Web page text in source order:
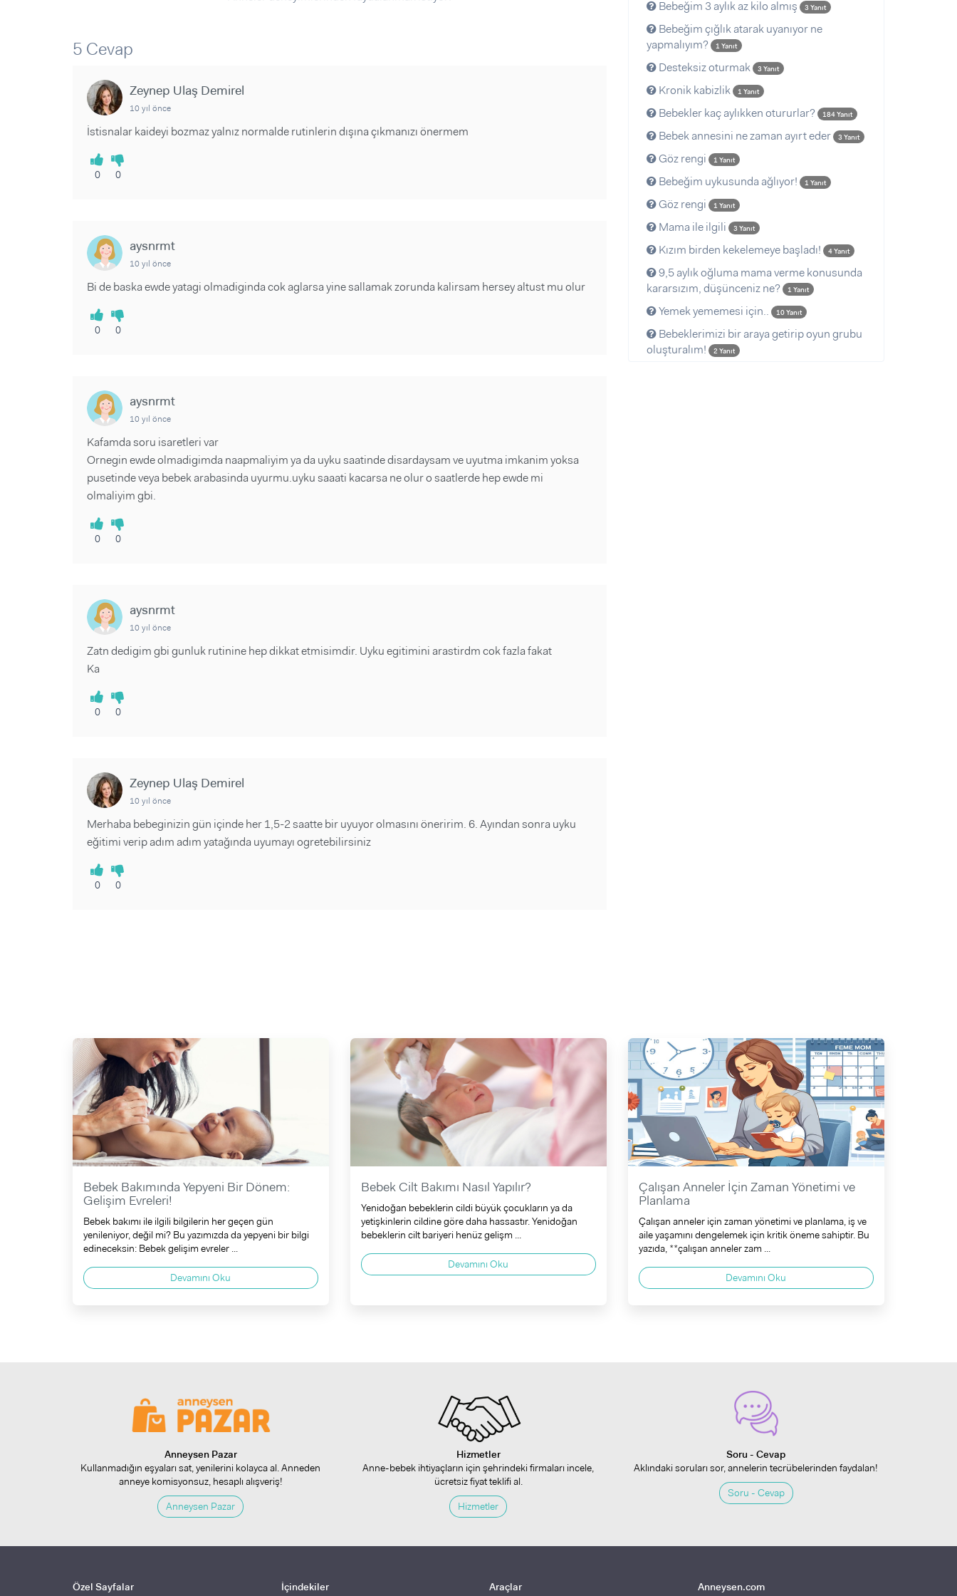
5 Cevap
Zeynep Ulaş Demirel
10 yıl önce
İstisnalar kaideyi bozmaz yalnız normalde rutinlerin dışına çıkmanızı önermem
0 0
aysnrmt
10 yıl önce
Bi de baska ewde yatagi olmadiginda cok aglarsa yine sallamak zorunda kalirsam hersey altust mu olur
0 0
aysnrmt
10 yıl önce
Kafamda soru isaretleri var
Ornegin ewde olmadigimda naapmaliyim ya da uyku saatinde disardaysam ve uyutma imkanim yoksa
pusetinde veya bebek arabasinda uyurmu.uyku saaati kacarsa ne olur o saatlerde hep ewde mi
olmaliyim gbi.
0 0
aysnrmt
10 yıl önce
Zatn dedigim gbi gunluk rutinine hep dikkat etmisimdir. Uyku egitimini arastirdm cok fazla fakat
Ka
0 0
Zeynep Ulaş Demirel
10 yıl önce
Merhaba bebeginizin gün içinde her 1,5-2 saatte bir uyuyor olmasını öneririm. 6. Ayından sonra uyku
eğitimi verip adım adım yatağında uyumayı ogretebilirsiniz
0 0
Bebeğim 3 aylık az kilo almış 3 Yanıt
Bebeğim çığlık atarak uyanıyor ne
yapmalıyım?
1 Yanıt
Desteksiz oturmak 3 Yanıt
Kronik kabizlik 1 Yanıt
Bebekler kaç aylıkken otururlar? 184 Yanıt
Bebek annesini ne zaman ayırt eder 3 Yanıt
Göz rengi 1 Yanıt
Bebeğim uykusunda ağlıyor! 1 Yanıt
Göz rengi 1 Yanıt
Mama ile ilgili 3 Yanıt
Kızım birden kekelemeye başladı! 4 Yanıt
9,5 aylık oğluma mama verme konusunda
kararsızım, düşünceniz ne?
1 Yanıt
Yemek yememesi için.. 10 Yanıt
Bebeklerimizi bir araya getirip oyun grubu
oluşturalım!
2 Yanıt
Bebek Bakımında Yepyeni Bir Dönem:
Gelişim Evreleri!
Bebek bakımı ile ilgili bilgilerin her geçen gün
yenileniyor, değil mi? Bu yazımızda da yepyeni bir bilgi
edineceksin: Bebek gelişim evreler ...
Devamını Oku
Bebek Cilt Bakımı Nasıl Yapılır?
Yenidoğan bebeklerin cildi büyük çocukların ya da
yetişkinlerin cildine göre daha hassastır. Yenidoğan
bebeklerin cilt bariyeri henüz gelişm ...
Devamını Oku
Çalışan Anneler İçin Zaman Yönetimi ve
Planlama
Çalışan anneler için zaman yönetimi ve planlama, iş ve
aile yaşamını dengelemek için kritik öneme sahiptir. Bu
yazıda, **çalışan anneler zam ...
Devamını Oku
Anneysen Pazar
Kullanmadığın eşyaları sat, yenilerini kolayca al. Anneden
anneye komisyonsuz, hesaplı alışveriş!
Anneysen Pazar
Hizmetler
Anne-bebek ihtiyaçların için şehrindeki firmaları incele,
ücretsiz fiyat teklifi al.
Hizmetler
Soru - Cevap
Aklındaki soruları sor, annelerin tecrübelerinden faydalan!
Soru - Cevap
Özel Sayfalar İçindekiler Araçlar Anneysen.com